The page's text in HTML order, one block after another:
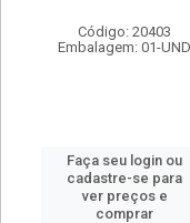
Código: 20403
Embalagem: 01-UND
Faça seu login ou
cadastre-se para
ver preços e
comprar